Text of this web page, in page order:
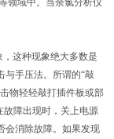
领域中。当余氯分析仪
这种现象绝大多数是
与手压法。所谓的“敲
物轻轻敲打插件板或部
故障出现时，关上电源
会消除故障。如果发现